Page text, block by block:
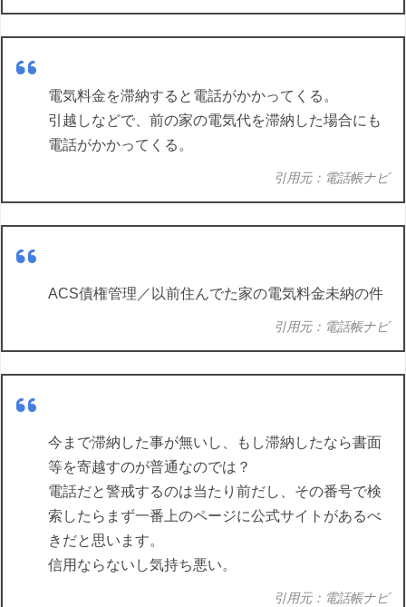
電気料金を滞納すると電話がかかってくる。
引越しなどで、前の家の電気代を滞納した場合にも
電話がかかってくる。
引用元：電話帳ナビ
ACS債権管理／以前住んでた家の電気料金未納の件
引用元：電話帳ナビ
今まで滞納した事が無いし、もし滞納したなら書面
等を寄越すのが普通なのでは？
電話だと警戒するのは当たり前だし、その番号で検
索したらまず一番上のページに公式サイトがあるべ
きだと思います。
信用ならないし気持ち悪い。
引用元：電話帳ナビ